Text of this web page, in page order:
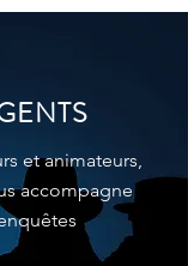
et animateurs,
accompagne